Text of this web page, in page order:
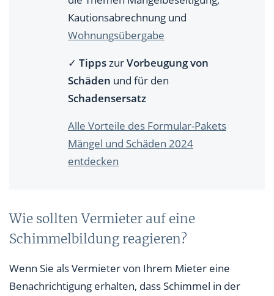
Kautionsabrechnung und
Wohnungsübergabe
✓ TippszurVorbeugung von
Schäden und für den
Schadensersatz
Alle Vorteile des Formular-Pakets
Mängel und Schäden 2024
entdecken
Wie sollten Vermieter auf eine
Schimmelbildung reagieren?
Wenn Sie als Vermieter von Ihrem Mieter eine
Benachrichtigung erhalten, dass Schimmel in der